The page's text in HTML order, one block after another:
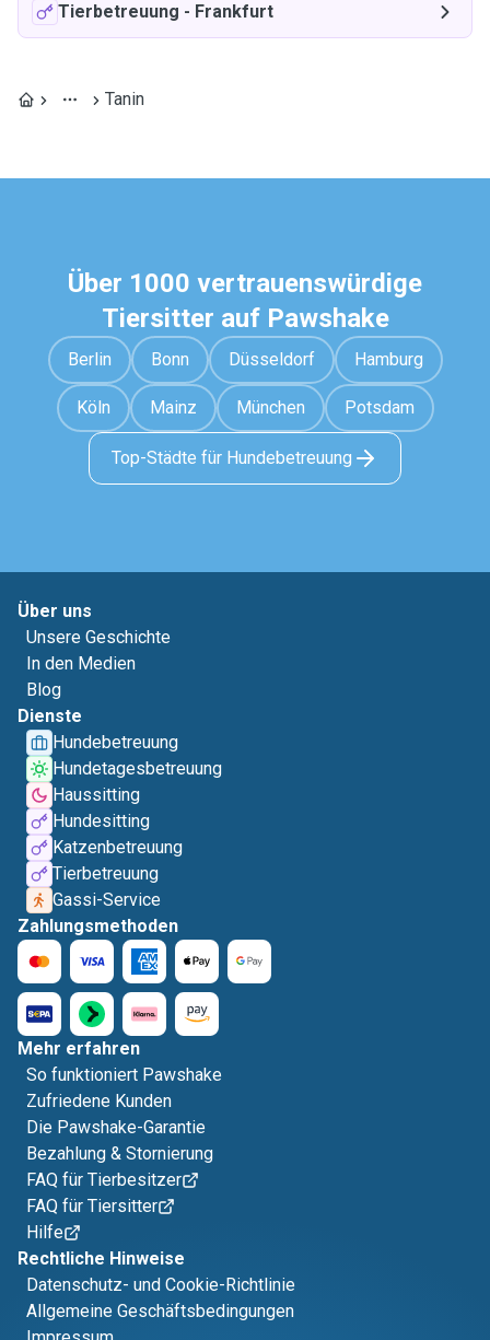
Tierbetreuung - Frankfurt
Tanin
Über 1000 vertrauenswürdige
Tiersitter auf Pawshake
Berlin Bonn Düsseldorf Hamburg
Köln Mainz München Potsdam
Top-Städte für Hundebetreuung
Über uns
Unsere Geschichte
In den Medien
Blog
Dienste
Hundebetreuung
Hundetagesbetreuung
Haussitting
Hundesitting
Katzenbetreuung
Tierbetreuung
Gassi-Service
Zahlungsmethoden
Mehr erfahren
So funktioniert Pawshake
Zufriedene Kunden
Die Pawshake-Garantie
Bezahlung & Stornierung
FAQ für Tierbesitzer
FAQ für Tiersitter
Hilfe
Rechtliche Hinweise
Datenschutz- und Cookie-Richtlinie
Allgemeine Geschäftsbedingungen